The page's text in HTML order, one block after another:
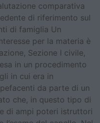
comparativa
di riferimento sul
di famiglia Un
per la materia è
Sezione I civile,
in un procedimento
in cui era in
da parte di un
che, in questo tipo di
di ampi poteri istruttori